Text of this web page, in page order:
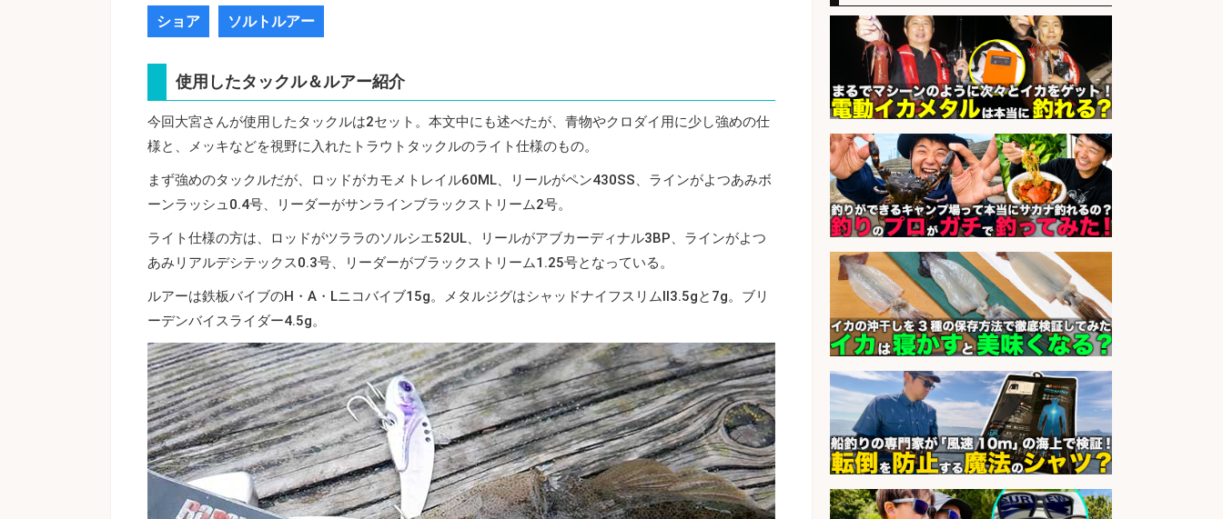
ショア ソルトルアー
使用したタックル＆ルアー紹介
今回大宮さんが使用したタックルは2セット。本文中にも述べたが、青物やクロダイ用に少し強めの仕
様と、メッキなどを視野に入れたトラウトタックルのライト仕様のもの。
まず強めのタックルだが、ロッドがカモメトレイル60ML、リールがペン430SS、ラインがよつあみボ
ーンラッシュ0.4号、リーダーがサンラインブラックストリーム2号。
ライト仕様の方は、ロッドがツララのソルシエ52UL、リールがアブカーディナル3BP、ラインがよつ
あみリアルデシテックス0.3号、リーダーがブラックストリーム1.25号となっている。
ルアーは鉄板バイブのH・A・Lニコバイブ15g。メタルジグはシャッドナイフスリムⅡ3.5gと7g。ブリ
ーデンバイスライダー4.5g。
sponsored by 求人ボックス
釣り好き必見「釣具の設計開
発」/DAIWA公認製品/年休117日
株式会社スポーツライフプラネ
ッツ
sponsored by 求人ボックス
福岡/未経験歓迎「ルート営業」/釣
り好き歓迎/インセンティブ
会社名 広松久水産株式会社
sponsored by 求人ボックス
WEBデザイナー・WEBディレクタ
ー/未経験OK 釣具店でSNS運用&動
画編集のお仕事
会社名
株式会社スタッフサービス エン
ジニアガイド
sponsored by 求人ボックス
宮崎の魚を届ける「水産品販売スタ